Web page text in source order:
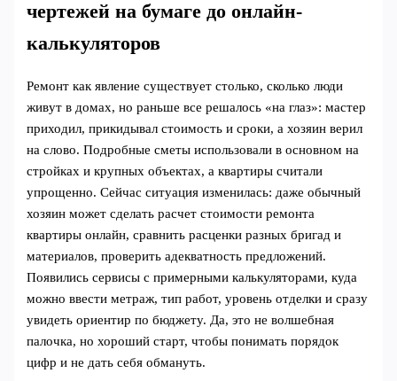
чертежей на бумаге до онлайн-
калькуляторов
Ремонт как явление существует столько, сколько люди
живут в домах, но раньше все решалось «на глаз»: мастер
приходил, прикидывал стоимость и сроки, а хозяин верил
на слово. Подробные сметы использовали в основном на
стройках и крупных объектах, а квартиры считали
упрощенно. Сейчас ситуация изменилась: даже обычный
хозяин может сделать расчет стоимости ремонта
квартиры онлайн, сравнить расценки разных бригад и
материалов, проверить адекватность предложений.
Появились сервисы с примерными калькуляторами, куда
можно ввести метраж, тип работ, уровень отделки и сразу
увидеть ориентир по бюджету. Да, это не волшебная
палочка, но хороший старт, чтобы понимать порядок
цифр и не дать себя обмануть.